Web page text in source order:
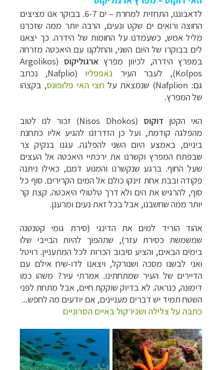
לדאבוננו, התחזית למחרת – ים 6-7. בבוקר אנו מציצים
החוצה ורואים ים שקט ונעים, הרבה יותר ממה שזכרנו
מליל אמש, כשעמדנו על החומות של הידרה.כך יצאנו
לים בבוקרו של היום השני, והחלקנו עם היאכטה מזרחה
במפרץ הידרה, לכיוון מפרץ ארגוליקוס (
Argolikos
Kolpos), לעבר העיר נאפפליו(
Nafplio, נכתב
גם: Nafplion) שנמצאת על חצי האי פלופונס, בקצהו
של המפרץ.
האי הקטן דוקוס (
Nisos Dhokos) זכור לנו לטוב
מהפלגה קודמת, ועל כן הזדרזנו להגיע אליו כתחנת
ביניים, באמצע היום השני להפלגה. עגנו בנקיק צר
שבפתח המפרץ וקשרנו את ירכתיי היאכטה אל העצים
שעל החוף. ברגע שנקשרנו והמנוע דמם, כאילו ניתנה
פקודה ובבת אחת זינקו כולם אל המים הקרירים. סוף כל
סוף, להרגיש את הים ולא דרך טלטולי היאכטה. קצת קר
יותר ממה שחשבנו, אבל בכל זאת נעים ומרענן.
אהוד הוריד למים את הדינגי (סירת גומי קטנטנה
שמשמשת כסירת עזר), שתהפוך להיות הבייבי שלו
בימים הבאים, והציע סיבוב הכרות לכל המתעניין. רויטל
ואני לבשנו מסכה ושנורקל, ויצאנו לדו-שיח אילם עם
הדיירים של העיר שמתחתינו.אמרתי עיר? משהו כמו
דימונה, כנראה. לא בדיוק שוקקת חיים, אבל מתחת לפני
השטח תמיד יש דברים מעניינים, אם יודעים מה לחפש...
כתבה על צלילה ושנירקול באיים הסרוניים